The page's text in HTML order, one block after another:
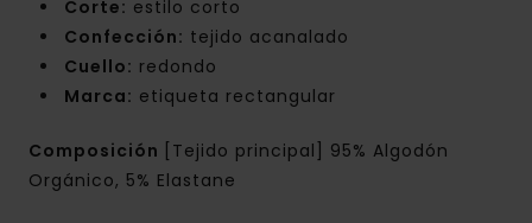
Corte: estilo corto
Confección: tejido acanalado
Cuello: redondo
Marca: etiqueta rectangular
Composición
[Tejido principal] 95% Algodón
Orgánico, 5% Elastane